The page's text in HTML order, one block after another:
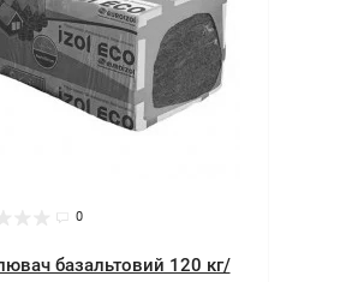
0
базальтовий 120 кг/